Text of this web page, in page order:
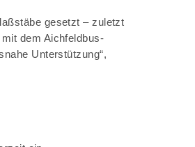
gesetzt – zuletzt
dem Aichfeldbus-
Unterstützung“,